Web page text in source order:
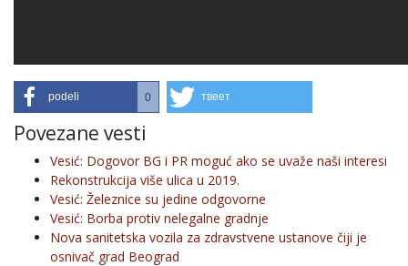
podeli 0 твеет
Povezane vesti
Vesić: Dogovor BG i PR moguć ako se uvaže naši interesi
Rekonstrukcija više ulica u 2019.
Vesić: Železnice su jedine odgovorne
Vesić: Borba protiv nelegalne gradnje
Nova sanitetska vozila za zdravstvene ustanove čiji je
osnivač grad Beograd